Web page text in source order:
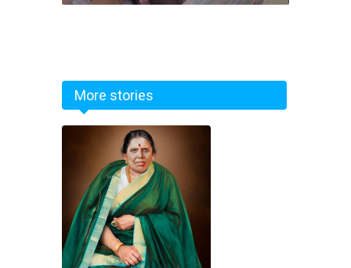
More stories